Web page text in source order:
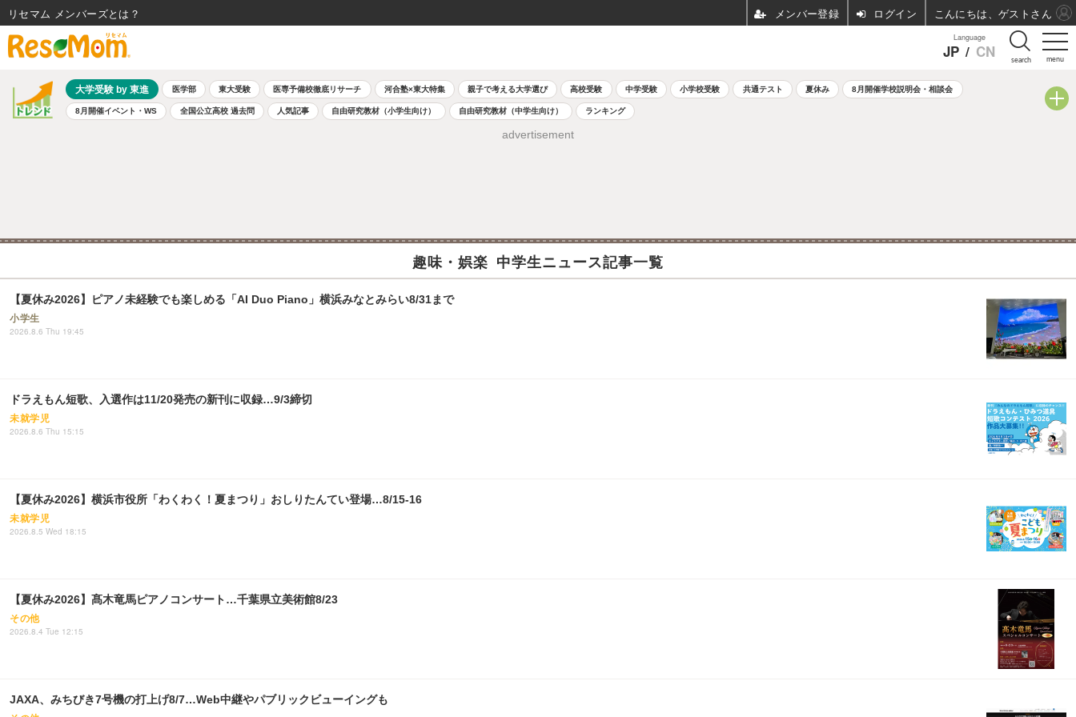
menu
Language
JP / CN search
大学受験 by 東進 医学部 東大受験 医専予備校徹底リサーチ 河合塾×東大特集 親子で考える大学選び 高校受験 中学受験 小学校受験 共通テスト 夏休み 8月開催学校説明会・相談会
8月開催イベント・WS 全国公立高校 過去問 人気記事 自由研究教材（小学生向け） 自由研究教材（中学生向け） ランキング
advertisement
趣味・娯楽 中学生ニュース記事一覧
【夏休み2026】ピアノ未経験でも楽しめる「AI Duo Piano」横浜みなとみらい8/31まで
小学生
2026.8.6 Thu 19:45
ドラえもん短歌、入選作は11/20発売の新刊に収録…9/3締切
未就学児
2026.8.6 Thu 15:15
【夏休み2026】横浜市役所「わくわく！夏まつり」おしりたんてい登場…8/15-16
未就学児
2026.8.5 Wed 18:15
【夏休み2026】髙木竜馬ピアノコンサート…千葉県立美術館8/23
その他
2026.8.4 Tue 12:15
JAXA、みちびき7号機の打上げ8/7…Web中継やパブリックビューイングも
リセマム メンバーズ ログイン こんにちは、ゲストさん